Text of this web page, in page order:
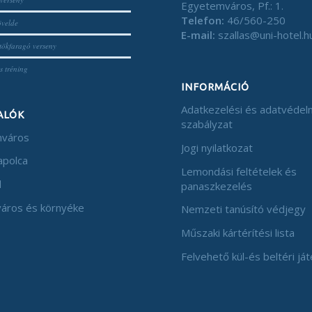
verseny
tréning
és környéke
Egyetemváros, Pf.: 1.
Telefon: 46/560-250
E-mail: szallas@uni-
INFORMÁCIÓ
Adatkezelési és
szabályzat
Jogi nyilatkozat
Lemondási feltételek és
panaszkezelés
Nemzeti tanúsító védjegy
Műszaki kártérítési lista
Felvehető kül-és beltéri